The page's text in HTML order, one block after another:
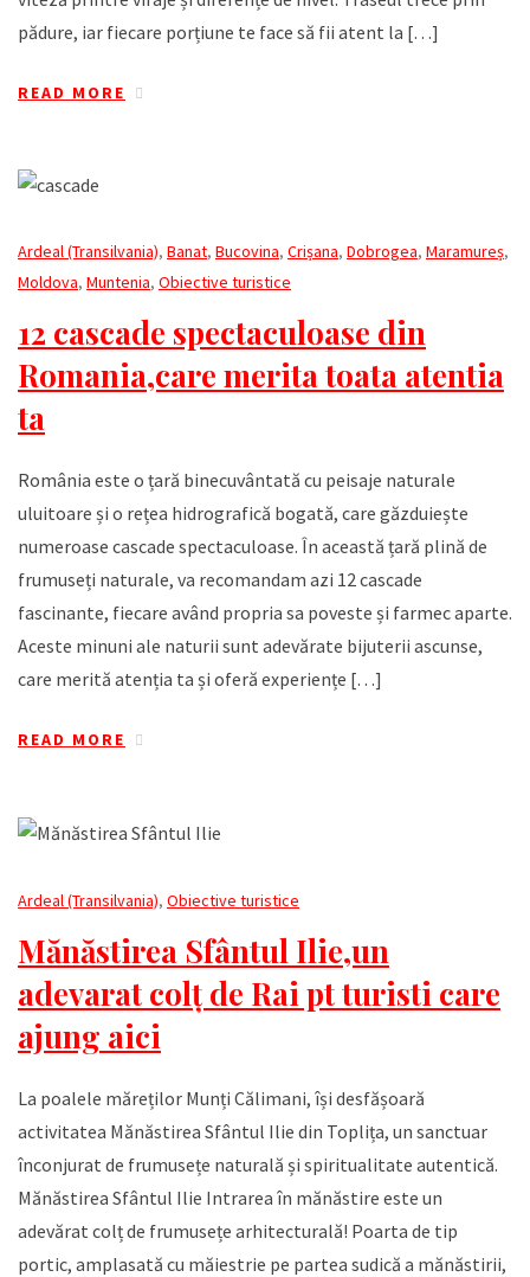
pădure, iar fiecare porțiune te face să fii atent la […]
READ MORE
Ardeal (Transilvania), Banat, Bucovina, Crișana, Dobrogea, Maramureș,
Moldova, Muntenia, Obiective turistice
12 cascade spectaculoase din
Romania,care merita toata atentia
ta
România este o țară binecuvântată cu peisaje naturale
uluitoare și o rețea hidrografică bogată, care găzduiește
numeroase cascade spectaculoase. În această țară plină de
frumuseți naturale, va recomandam azi 12 cascade
fascinante, fiecare având propria sa poveste și farmec aparte.
Aceste minuni ale naturii sunt adevărate bijuterii ascunse,
care merită atenția ta și oferă experiențe […]
READ MORE
Ardeal (Transilvania), Obiective turistice
Mănăstirea Sfântul Ilie,un
adevarat colț de Rai pt turisti care
ajung aici
La poalele măreților Munți Călimani, își desfășoară
activitatea Mănăstirea Sfântul Ilie din Toplița, un sanctuar
înconjurat de frumusețe naturală și spiritualitate autentică.
Mănăstirea Sfântul Ilie Intrarea în mănăstire este un
adevărat colț de frumusețe arhitecturală! Poarta de tip
portic, amplasată cu măiestrie pe partea sudică a mănăstirii,